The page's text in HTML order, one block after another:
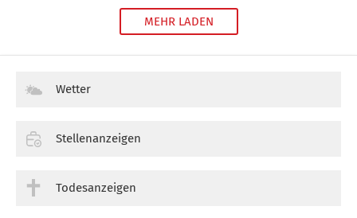
MEHR LADEN
Wetter
Stellenanzeigen
Todesanzeigen